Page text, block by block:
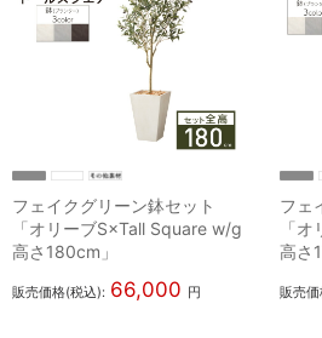
フェイクグリーン鉢セット
「オリーブS×Tall Square w/g
高さ180cm」
販売価格(税込): 66,000 円
フェ
「
高さ
販売